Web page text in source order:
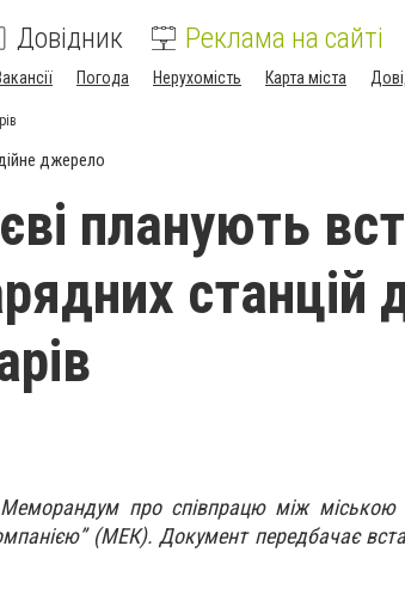
Довідник Реклама на сайті
Погода Нерухомість Карта міста
джерело
планують
станцій
Меморандум про співпрацю між
(МЕК). Документ передбачає